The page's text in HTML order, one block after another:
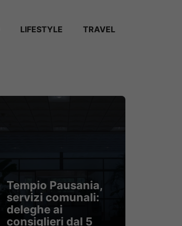
LIFESTYLE TRAVEL
Tempio Pausania,
servizi comunali:
deleghe ai
consiglieri dal 5